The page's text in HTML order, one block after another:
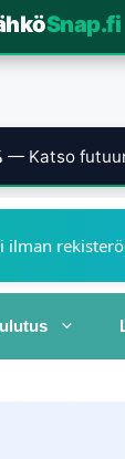
Snap.fi
— Katso
ilman